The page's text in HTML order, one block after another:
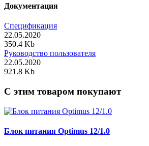
Документация
Спецификация
22.05.2020
350.4 Kb
Руководство пользователя
22.05.2020
921.8 Kb
C этим товаром покупают
Блок питания Optimus 12/1.0